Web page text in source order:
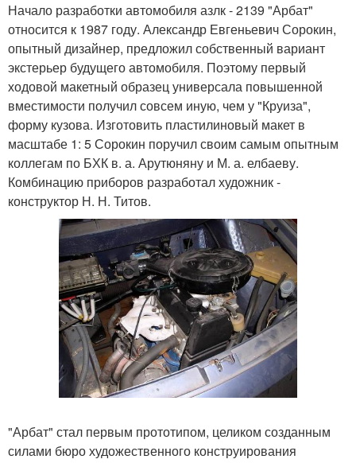
Начало разработки автомобиля азлк - 2139 "Арбат"
относится к 1987 году. Александр Евгеньевич Сорокин,
опытный дизайнер, предложил собственный вариант
экстерьер будущего автомобиля. Поэтому первый
ходовой макетный образец универсала повышенной
вместимости получил совсем иную, чем у "Круиза",
форму кузова. Изготовить пластилиновый макет в
масштабе 1: 5 Сорокин поручил своим самым опытным
коллегам по БХК в. а. Арутюняну и М. а. елбаеву.
Комбинацию приборов разработал художник -
конструктор Н. Н. Титов.
"Арбат" стал первым прототипом, целиком созданным
силами бюро художественного конструирования